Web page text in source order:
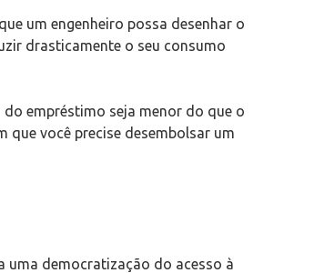
um engenheiro possa desenhar o
drasticamente o seu consumo
empréstimo seja menor do que o
que você precise desembolsar um
uma democratização do acesso à